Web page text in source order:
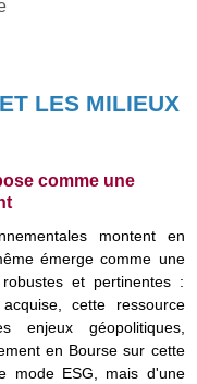
LES MILIEUX
comme une
montent en
émerge comme une
et pertinentes :
cette ressource
géopolitiques,
en Bourse sur cette
mode ESG, mais d'une